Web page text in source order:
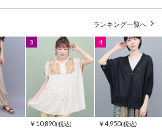
ランキング一覧へ
3
￥10,890(税込)
4
￥4,950(税込)